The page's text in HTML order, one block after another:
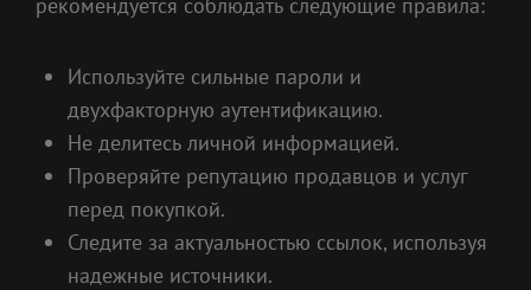
рекомендуется соблюдать следующие правила:
Используйте сильные пароли и
двухфакторную аутентификацию.
Не делитесь личной информацией.
Проверяйте репутацию продавцов и услуг
перед покупкой.
Следите за актуальностью ссылок, используя
надежные источники.